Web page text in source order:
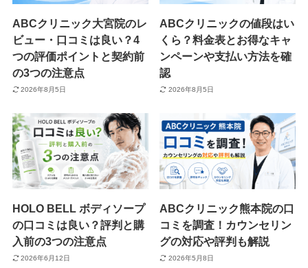
ABCクリニック大宮院のレ
ビュー・口コミは良い？4
つの評価ポイントと契約前
の3つの注意点
2026年8月5日
ABCクリニックの値段はい
くら？料金表とお得なキャ
ンペーンや支払い方法を確
認
2026年8月5日
HOLO BELL ボディソープ
の口コミは良い？評判と購
入前の3つの注意点
2026年6月12日
ABCクリニック熊本院の口
コミを調査！カウンセリン
グの対応や評判も解説
2026年5月8日